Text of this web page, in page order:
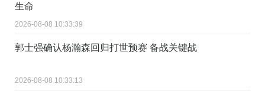
生命
2026-08-08 10:33:39
郭士强确认杨瀚森回归打世预赛 备战关键战
2026-08-08 10:33:13